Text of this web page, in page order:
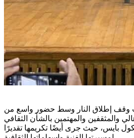
مباشرة عقب وقف إطلاق النار وسط حضور واسع من
بايس، حيث جرى أيضًا تكريمها تقديرًا